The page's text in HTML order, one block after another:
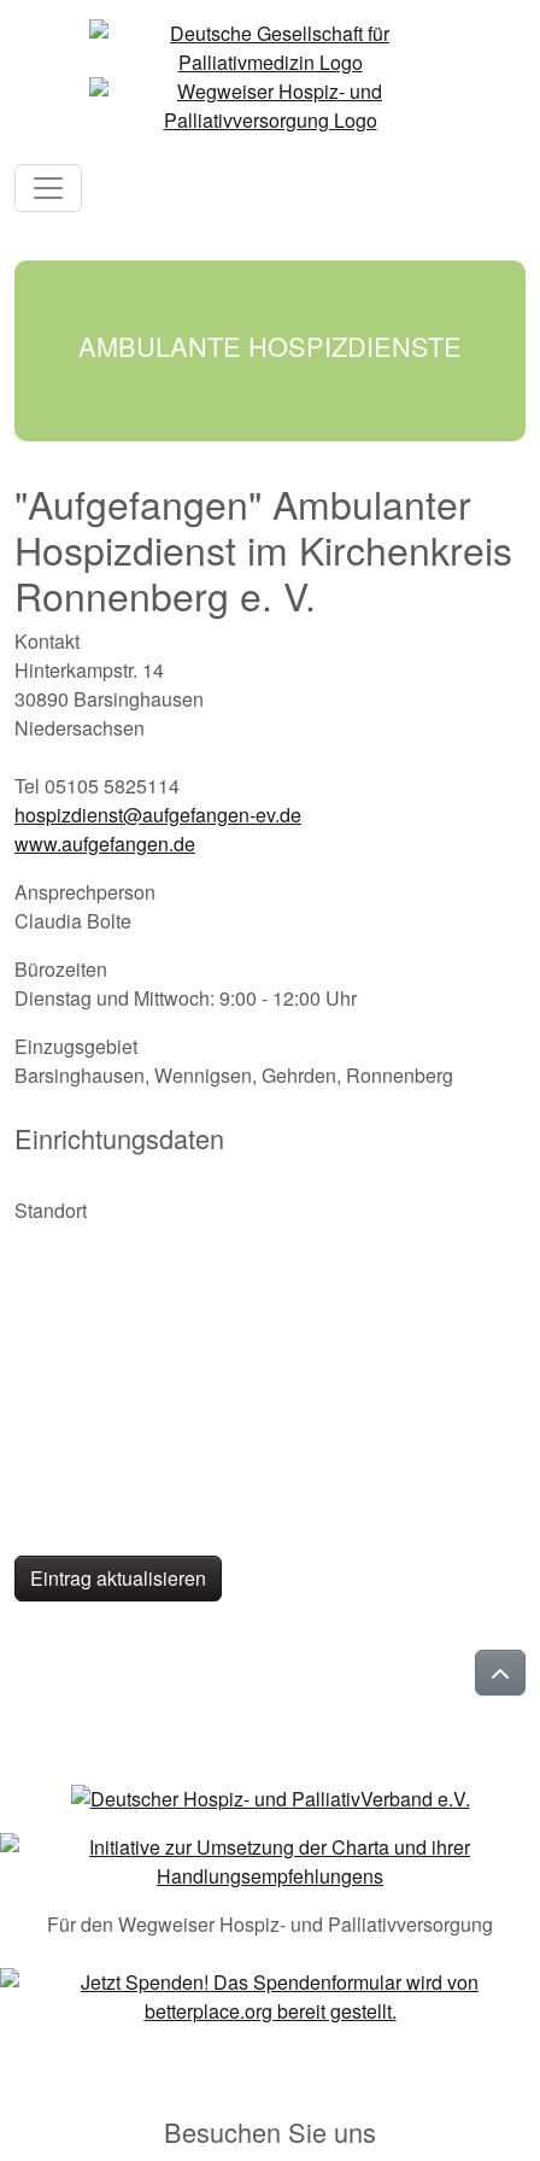
AMBULANTE HOSPIZDIENSTE
"Aufgefangen" Ambulanter
Hospizdienst im Kirchenkreis
Ronnenberg e. V.
Kontakt
Hinterkampstr. 14
30890 Barsinghausen
Niedersachsen
Tel 05105 5825114
hospizdienst@aufgefangen-ev.de
www.aufgefangen.de
Ansprechperson
Claudia Bolte
Bürozeiten
Dienstag und Mittwoch: 9:00 - 12:00 Uhr
Einzugsgebiet
Barsinghausen, Wennigsen, Gehrden, Ronnenberg
Einrichtungsdaten
Standort
Eintrag aktualisieren
Für den Wegweiser Hospiz- und Palliativversorgung
Besuchen Sie uns